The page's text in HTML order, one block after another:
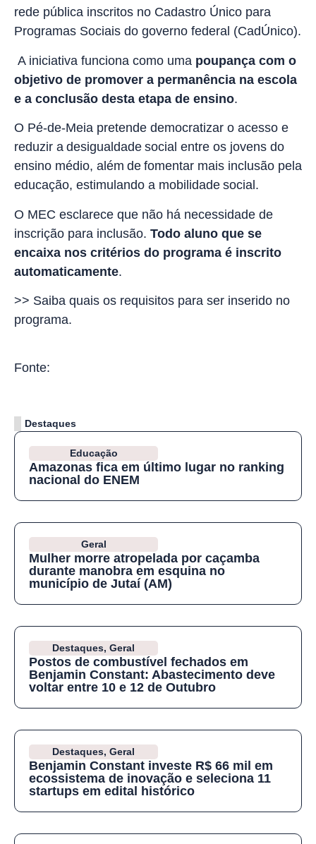
rede pública inscritos no Cadastro Único para
Programas Sociais do governo federal (CadÚnico).
A iniciativa funciona como uma poupança com o
objetivo de promover a permanência na escola
e a conclusão desta etapa de ensino.
O Pé-de-Meia pretende democratizar o acesso e
reduzir a desigualdade social entre os jovens do
ensino médio, além de fomentar mais inclusão pela
educação, estimulando a mobilidade social.
O MEC esclarece que não há necessidade de
inscrição para inclusão. Todo aluno que se
encaixa nos critérios do programa é inscrito
automaticamente.
>> Saiba quais os requisitos para ser inserido no
programa.
Fonte:
Destaques
Educação
Amazonas fica em último lugar no ranking
nacional do ENEM
Geral
Mulher morre atropelada por caçamba
durante manobra em esquina no
município de Jutaí (AM)
Destaques, Geral
Postos de combustível fechados em
Benjamin Constant: Abastecimento deve
voltar entre 10 e 12 de Outubro
Destaques, Geral
Benjamin Constant investe R$ 66 mil em
ecossistema de inovação e seleciona 11
startups em edital histórico